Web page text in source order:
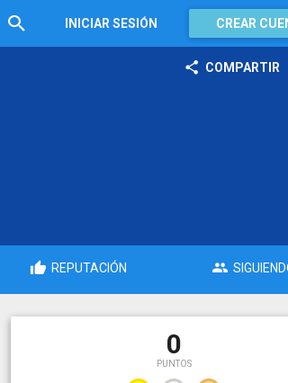
INICIAR SESIÓN CREAR
COMPARTIR
REPUTACIÓN
0
PUNTOS